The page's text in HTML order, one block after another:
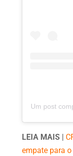
Um post
LEIA MAIS |
empate para o